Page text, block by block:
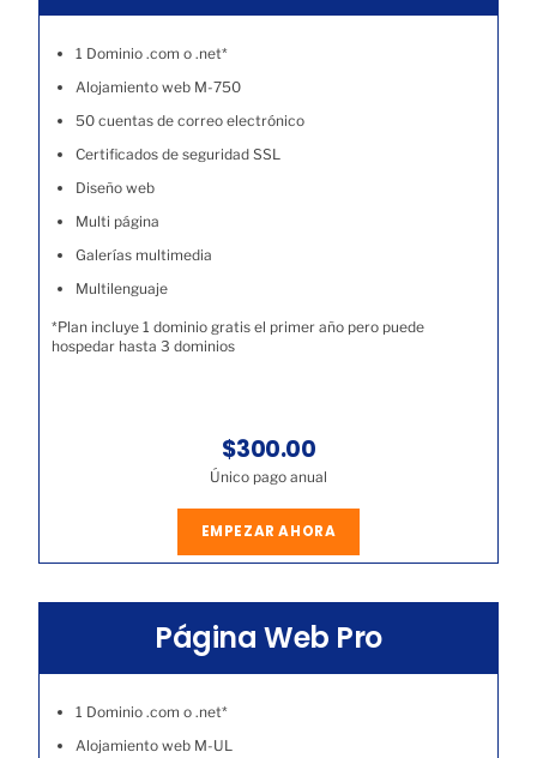
1 Dominio .com o .net*
Alojamiento web M-750
50 cuentas de correo electrónico
Certificados de seguridad SSL
Diseño web
Multi página
Galerías multimedia
Multilenguaje
*Plan incluye 1 dominio gratis el primer año pero puede
hospedar hasta 3 dominios
$300.00
Único pago anual
EMPEZAR AHORA
Página Web Pro
1 Dominio .com o .net*
Alojamiento web M-UL